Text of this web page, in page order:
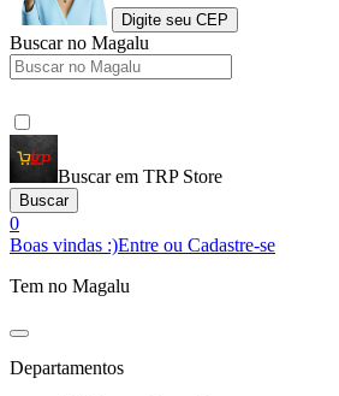
Digite seu CEP
Buscar no Magalu
Buscar em TRP Store
Buscar
0
Boas vindas :)Entre ou Cadastre-se
Tem no Magalu
Departamentos